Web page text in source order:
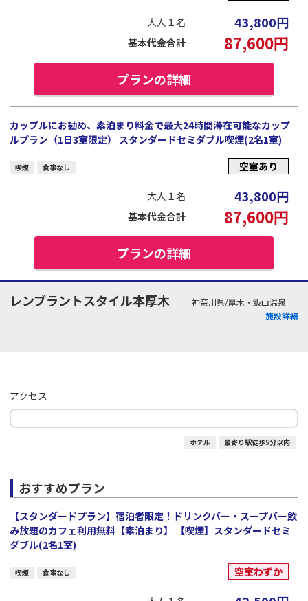
大人１名 43,800円
基本代金合計 87,600円
プランの詳細
カップルにお勧め、素泊まり料金で最大24時間滞在可能なカップ
ルプラン（1日3室限定） スタンダードセミダブル喫煙(2名1室)
喫煙 食事なし 空室あり
大人１名 43,800円
基本代金合計 87,600円
プランの詳細
レンブラントスタイル本厚木
神奈川県/厚木・飯山温泉
施設詳細
アクセス
ホテル 最寄り駅徒歩5分以内
おすすめプラン
【スタンダードプラン】宿泊者限定！ドリンクバー・スープバー飲
み放題のカフェ利用無料【素泊まり】 【喫煙】スタンダードセミ
ダブル(2名1室)
喫煙 食事なし 空室わずか